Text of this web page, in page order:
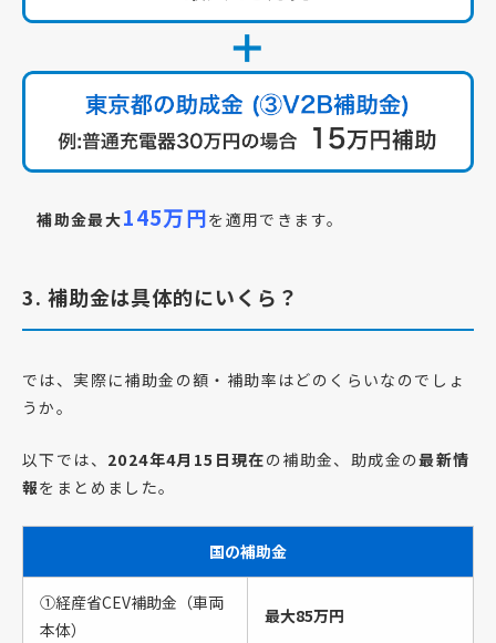
補助金最大145万円を適用できます。
3. 補助金は具体的にいくら？
では、実際に補助金の額・補助率はどのくらいなのでしょ
うか。
以下では、 2024年4月15日現在の補助金、助成金の最新情
報をまとめました。
国の補助金
①経産省CEV補助金（車両
本体）
最大85万円